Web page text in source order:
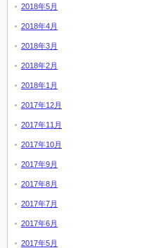
2018年5月
2018年4月
2018年3月
2018年2月
2018年1月
2017年12月
2017年11月
2017年10月
2017年9月
2017年8月
2017年7月
2017年6月
2017年5月